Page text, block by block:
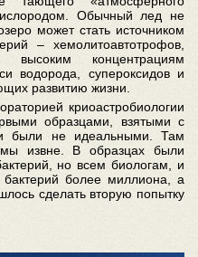
Обычный лед не
может стать источником
– хемолитоавтотрофов,
высоким концентрациям
водорода, супероксидов и
развитию жизни.
криоастробиологии
образцами, взятыми с
были не идеальными. Там
извне. В образцах были
но всем биологам, и
бактерий более миллиона, а
сделать вторую попытку